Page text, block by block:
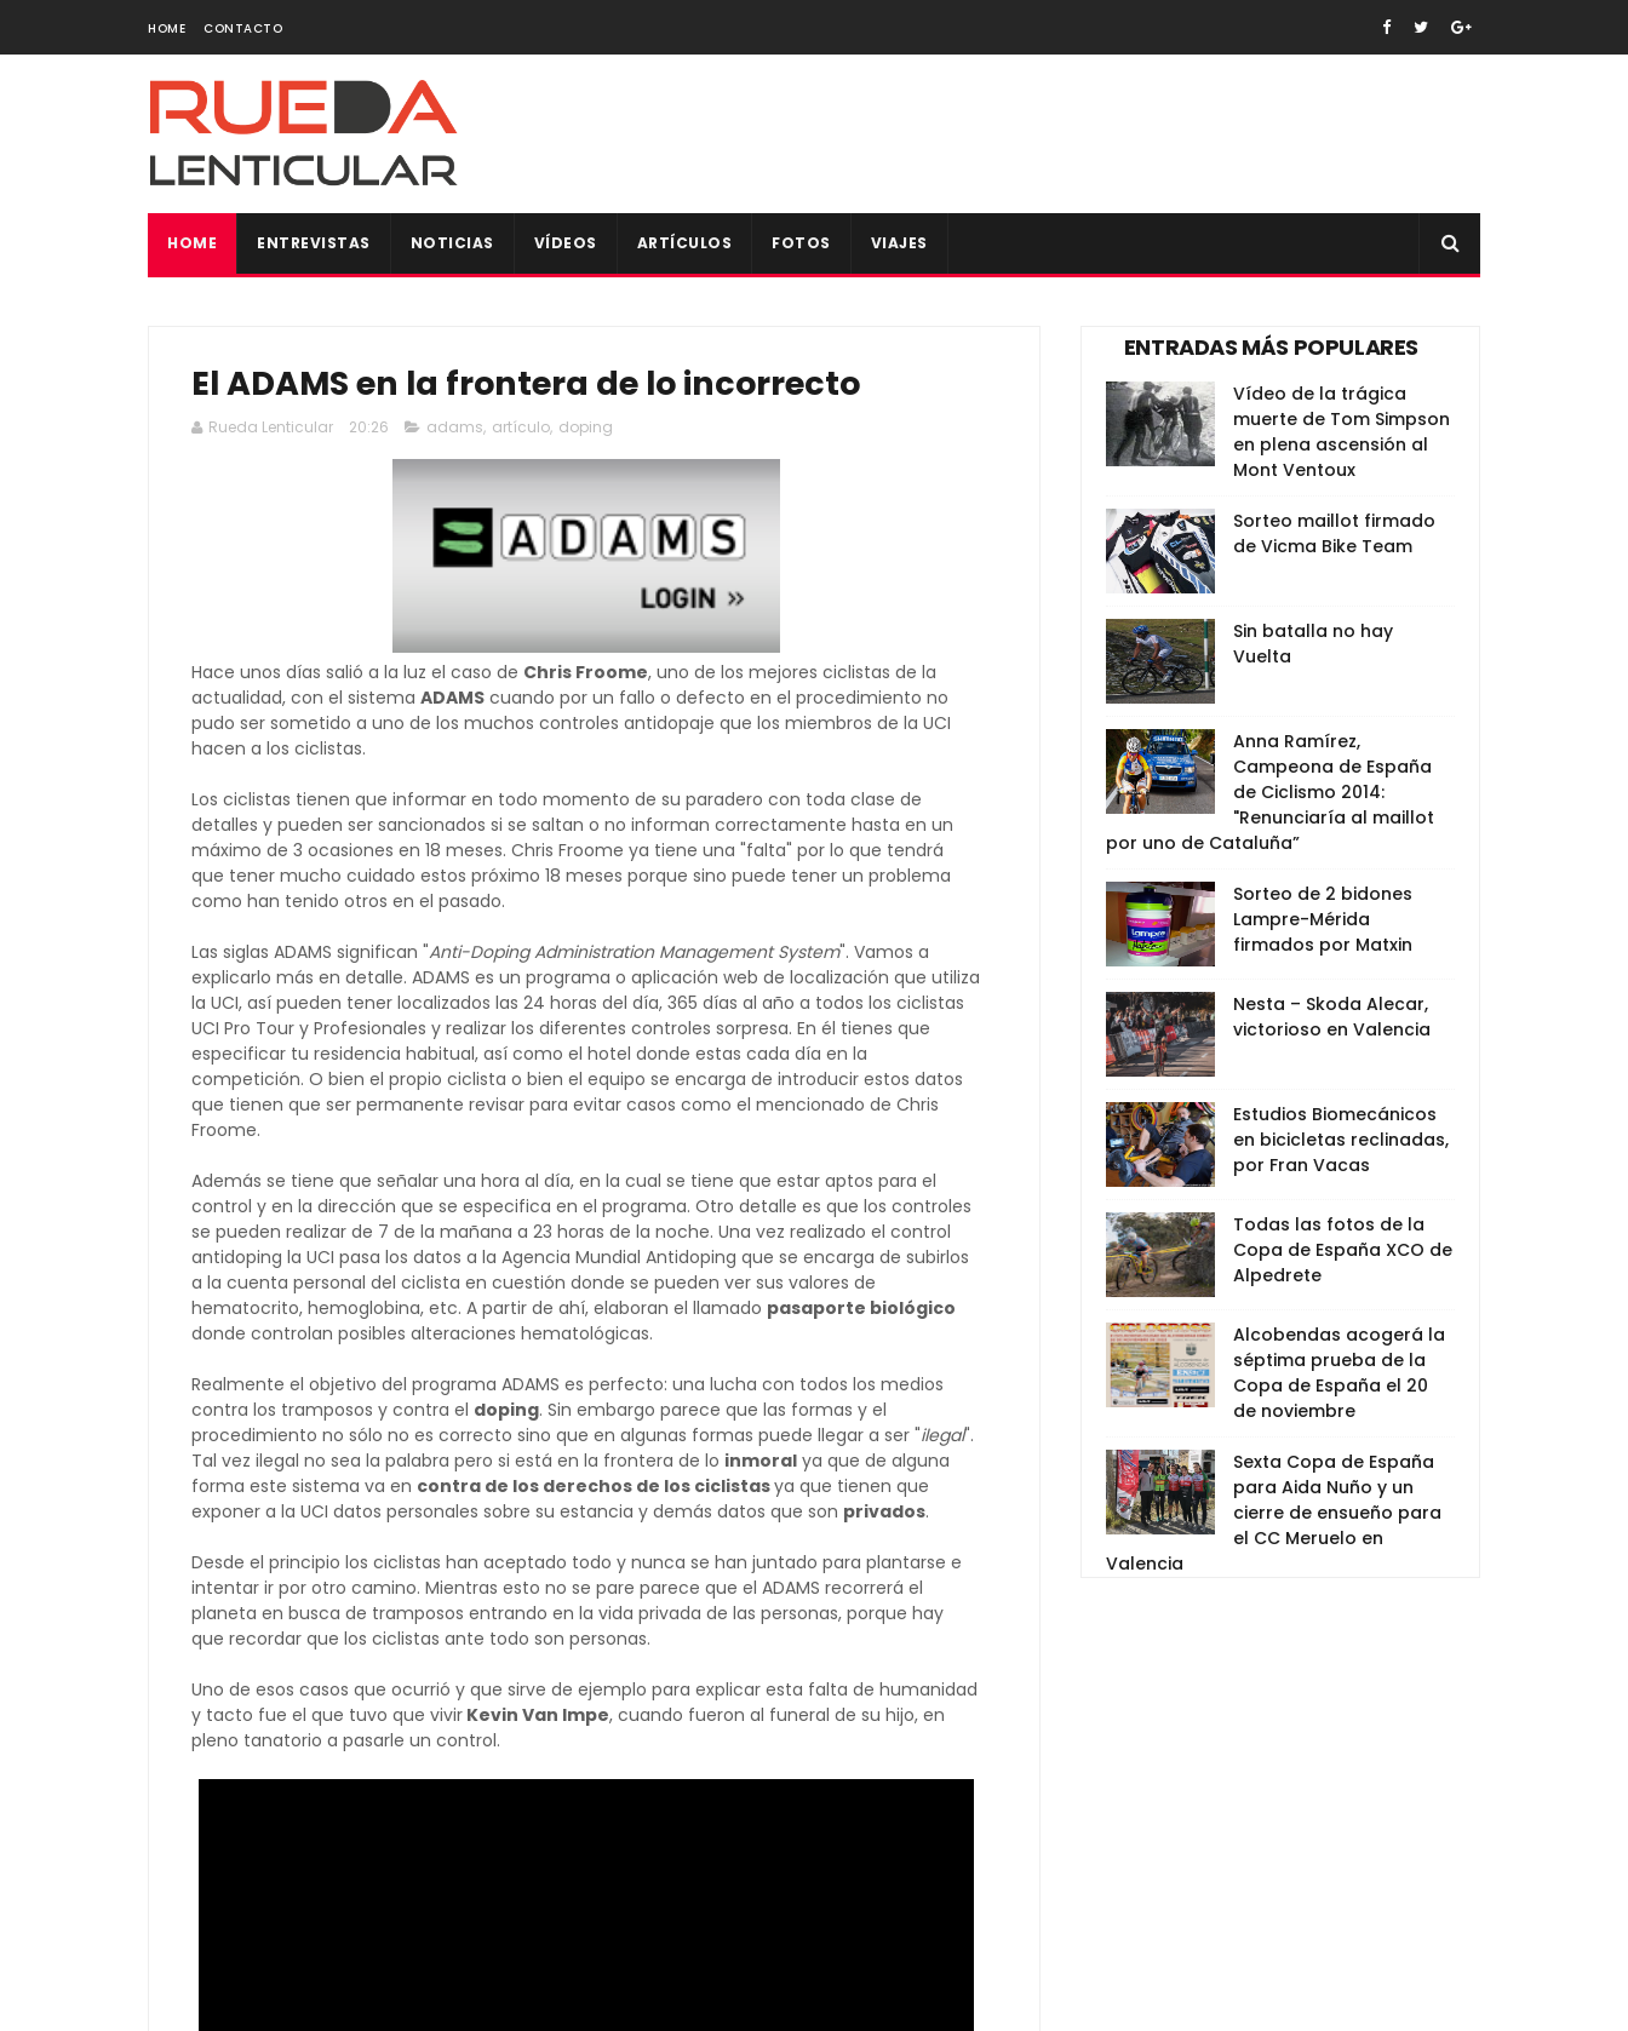
HOME CONTACTO
HOME ENTREVISTAS NOTICIAS VÍDEOS ARTÍCULOS FOTOS VIAJES
El ADAMS en la frontera de lo incorrecto
Rueda Lenticular 20:26 adams, artículo, doping
Hace unos días salió a la luz el caso de Chris Froome, uno de los mejores ciclistas de la
actualidad, con el sistema ADAMS cuando por un fallo o defecto en el procedimiento no
pudo ser sometido a uno de los muchos controles antidopaje que los miembros de la UCI
hacen a los ciclistas.
Los ciclistas tienen que informar en todo momento de su paradero con toda clase de
detalles y pueden ser sancionados si se saltan o no informan correctamente hasta en un
máximo de 3 ocasiones en 18 meses. Chris Froome ya tiene una "falta" por lo que tendrá
que tener mucho cuidado estos próximo 18 meses porque sino puede tener un problema
como han tenido otros en el pasado.
Las siglas ADAMS significan "Anti-Doping Administration Management System". Vamos a
explicarlo más en detalle. ADAMS es un programa o aplicación web de localización que utiliza
la UCI, así pueden tener localizados las 24 horas del día, 365 días al año a todos los ciclistas
UCI Pro Tour y Profesionales y realizar los diferentes controles sorpresa. En él tienes que
especificar tu residencia habitual, así como el hotel donde estas cada día en la
competición. O bien el propio ciclista o bien el equipo se encarga de introducir estos datos
que tienen que ser permanente revisar para evitar casos como el mencionado de Chris
Froome.
Además se tiene que señalar una hora al día, en la cual se tiene que estar aptos para el
control y en la dirección que se especifica en el programa. Otro detalle es que los controles
se pueden realizar de 7 de la mañana a 23 horas de la noche. Una vez realizado el control
antidoping la UCI pasa los datos a la Agencia Mundial Antidoping que se encarga de subirlos
a la cuenta personal del ciclista en cuestión donde se pueden ver sus valores de
hematocrito, hemoglobina, etc. A partir de ahí, elaboran el llamado pasaporte biológico
donde controlan posibles alteraciones hematológicas.
Realmente el objetivo del programa ADAMS es perfecto: una lucha con todos los medios
contra los tramposos y contra el doping. Sin embargo parece que las formas y el
procedimiento no sólo no es correcto sino que en algunas formas puede llegar a ser "ilegal".
Tal vez ilegal no sea la palabra pero si está en la frontera de lo inmoral ya que de alguna
forma este sistema va en contra de los derechos de los ciclistasya que tienen que
exponer a la UCI datos personales sobre su estancia y demás datos que son privados.
Desde el principio los ciclistas han aceptado todo y nunca se han juntado para plantarse e
intentar ir por otro camino. Mientras esto no se pare parece que el ADAMS recorrerá el
planeta en busca de tramposos entrando en la vida privada de las personas, porque hay
que recordar que los ciclistas ante todo son personas.
Uno de esos casos que ocurrió y que sirve de ejemplo para explicar esta falta de humanidad
y tacto fue el que tuvo que vivir Kevin Van Impe, cuando fueron al funeral de su hijo, en
pleno tanatorio a pasarle un control.
ENTRADAS MÁS POPULARES
Vídeo de la trágica
muerte de Tom Simpson
en plena ascensión al
Mont Ventoux
Sorteo maillot firmado
de Vicma Bike Team
Sin batalla no hay
Vuelta
Anna Ramírez,
Campeona de España
de Ciclismo 2014:
"Renunciaría al maillot
por uno de Cataluña”
Sorteo de 2 bidones
Lampre-Mérida
firmados por Matxin
Nesta – Skoda Alecar,
victorioso en Valencia
Estudios Biomecánicos
en bicicletas reclinadas,
por Fran Vacas
Todas las fotos de la
Copa de España XCO de
Alpedrete
Alcobendas acogerá la
séptima prueba de la
Copa de España el 20
de noviembre
Sexta Copa de España
para Aida Nuño y un
cierre de ensueño para
el CC Meruelo en
Valencia